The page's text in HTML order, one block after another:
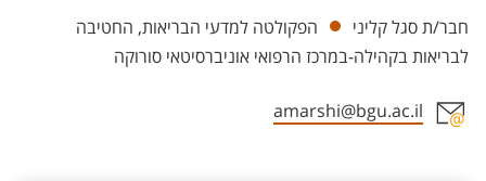
יחידות
חבר/ת סגל קליני
הפקולטה למדעי הבריאות, החטיבה
לבריאות בקהילה-במרכז הרפואי אוניברסיטאי סורוקה
amarshi@bgu.ac.il